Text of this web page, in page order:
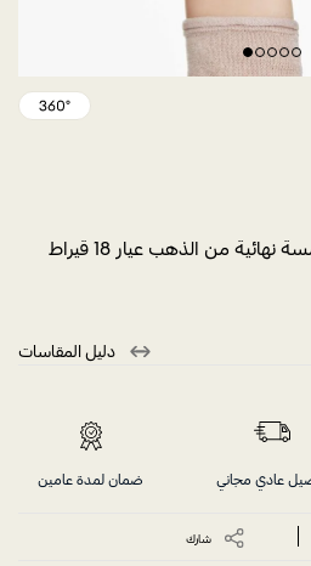
من الذهب عيار 18 قيراط
دليل المقاسات
عادي مجاني ضمان لمدة عامين
شارك